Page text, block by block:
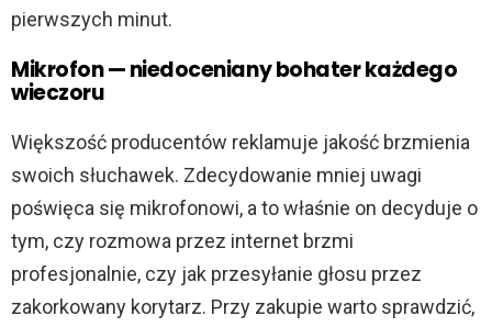
pierwszych minut.
Mikrofon — niedoceniany bohater każdego
wieczoru
Większość producentów reklamuje jakość brzmienia
swoich słuchawek. Zdecydowanie mniej uwagi
poświęca się mikrofonowi, a to właśnie on decyduje o
tym, czy rozmowa przez internet brzmi
profesjonalnie, czy jak przesyłanie głosu przez
zakorkowany korytarz. Przy zakupie warto sprawdzić,